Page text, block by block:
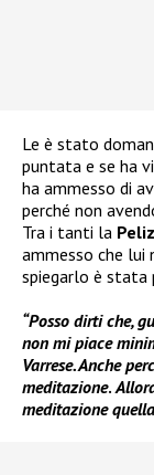
Le è stato
puntata e se ha
ha ammesso di
perché non
Tra i tanti la
ammesso che lui
spiegarlo è stata
“Posso dirti che,
non mi piace
Varrese. Anche
meditazione.
meditazione